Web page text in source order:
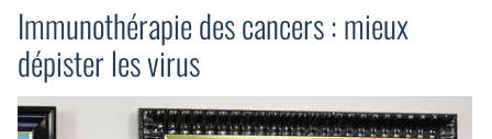
Immunothérapie des cancers : mieux
dépister les virus